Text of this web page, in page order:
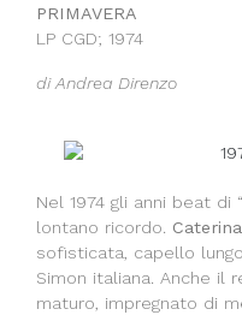
PRIMAVERA
LP CGD; 1974
di Andrea Direnzo
Nel 1974 gli anni beat di
lontano ricordo.
sofisticata, capello
Simon italiana. Anche il
maturo, impregnato di